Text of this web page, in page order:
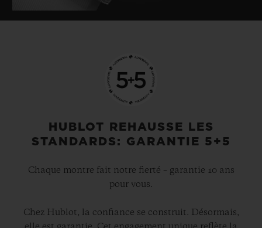
HUBLOT REHAUSSE LES
STANDARDS: GARANTIE 5+5
Chaque montre fait notre fierté – garantie 10 ans
pour vous.
Chez Hublot, la confiance se construit. Désormais,